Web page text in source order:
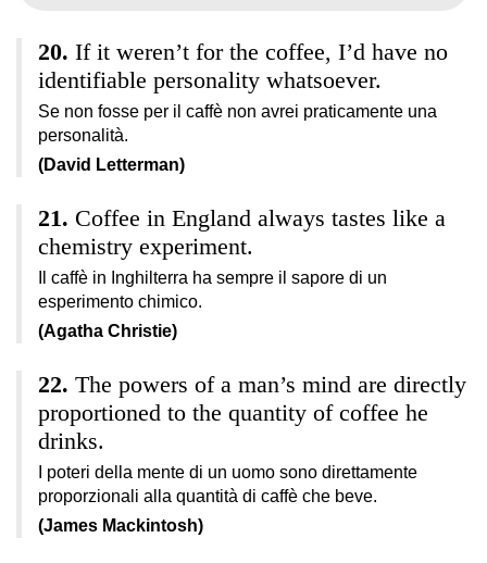
If it weren’t for the coffee, I’d have no
identifiable personality whatsoever.
Se non fosse per il caffè non avrei praticamente una
personalità.
(David Letterman)
Coffee in England always tastes like a
chemistry experiment.
Il caffè in Inghilterra ha sempre il sapore di un
esperimento chimico.
(Agatha Christie)
The powers of a man’s mind are directly
proportioned to the quantity of coffee he
drinks.
I poteri della mente di un uomo sono direttamente
proporzionali alla quantità di caffè che beve.
(James Mackintosh)